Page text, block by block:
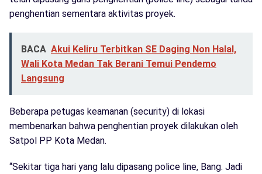
penghentian sementara aktivitas proyek.
BACA Akui Keliru Terbitkan SE Daging Non Halal,
Wali Kota Medan Tak Berani Temui Pendemo
Langsung
Beberapa petugas keamanan (security) di lokasi
membenarkan bahwa penghentian proyek dilakukan oleh
Satpol PP Kota Medan.
“Sekitar tiga hari yang lalu dipasang police line, Bang. Jadi